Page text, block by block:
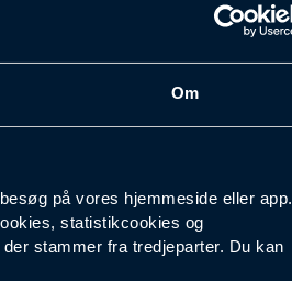
Om
på vores hjemmeside eller app.
statistikcookies og
stammer fra tredjeparter. Du kan